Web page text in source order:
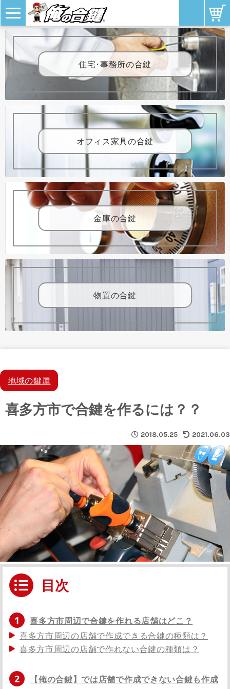
住宅･事務所の合鍵
オフィス家具の合鍵
金庫の合鍵
物置の合鍵
地域の鍵屋
喜多方市で合鍵を作るには？？
2018.05.25 2021.06.03
目次
1
喜多方市周辺で合鍵を作れる店舗はどこ？
喜多方市周辺の店舗で作成できる合鍵の種類は？
喜多方市周辺の店舗で作れない合鍵の種類は？
2
【俺の合鍵】では店舗で作成できない合鍵も作成